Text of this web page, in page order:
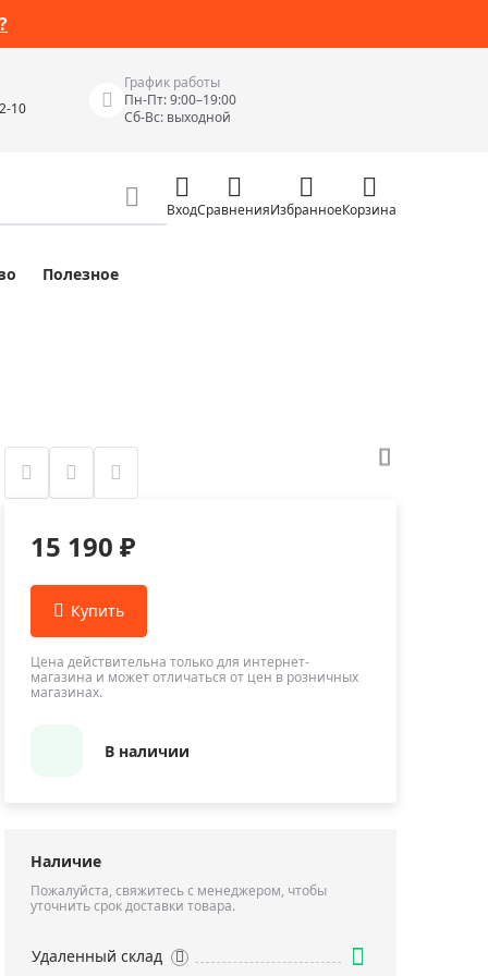
10
График работы
Пн-Пт: 9:00–19:00
Сб-Вс: выходной
Измерительные инструменты
Приборы неразрушающего контроля
Приборы теплового контроля
Детекторы проводки
Влагомеры (датчики влажности)
Измерители параметров окружающей
среды
Видеоэндоскопы
Металлоискатели
Теодолиты
Прочее
ВходСравненияИзбранноеКорзина
Полезное
15 190 ₽
Цена действительна только для интернет-
магазина и может отличаться от цен в розничных
магазинах.
В наличии
Наличие
Пожалуйста, свяжитесь с менеджером, чтобы
уточнить срок доставки товара.
Удаленный склад